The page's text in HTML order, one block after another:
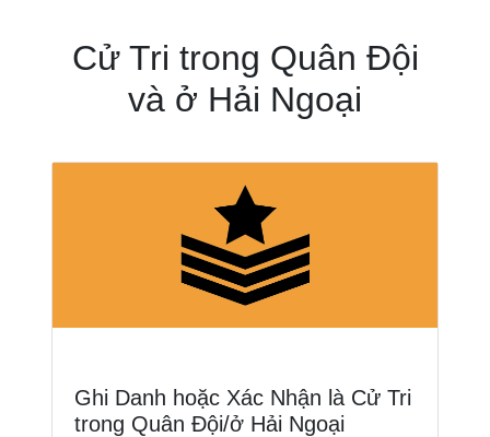
Cử Tri trong Quân Đội
và ở Hải Ngoại
Ghi Danh hoặc Xác Nhận là Cử Tri
trong Quân Đội/ở Hải Ngoại